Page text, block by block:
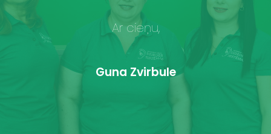
Ar cieņu,
Guna Zvirbule